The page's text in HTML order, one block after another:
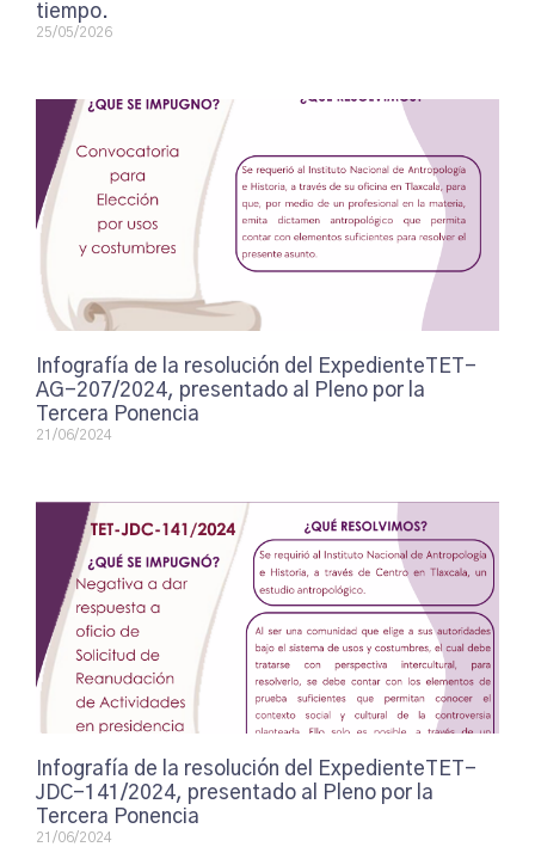
tiempo.
25/05/2026
Infografía de la resolución del ExpedienteTET-
AG-207/2024, presentado al Pleno por la
Tercera Ponencia
21/06/2024
Infografía de la resolución del ExpedienteTET-
JDC-141/2024, presentado al Pleno por la
Tercera Ponencia
21/06/2024